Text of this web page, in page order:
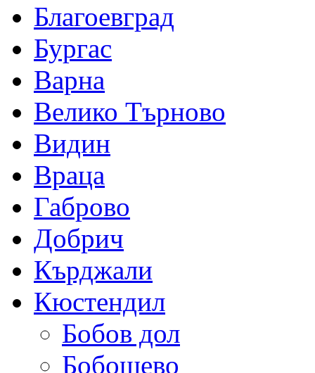
Благоевград
Бургас
Варна
Велико Търново
Видин
Враца
Габрово
Добрич
Кърджали
Кюстендил
Бобов дол
Бобошево